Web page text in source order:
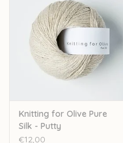
Knitting for Olive Pure
Silk - Putty
€12,00